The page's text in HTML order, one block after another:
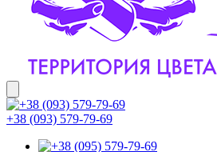
+38 (093) 579-79-69